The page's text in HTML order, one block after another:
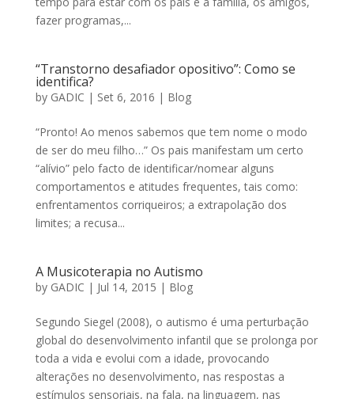
fazer programas,...
“Transtorno desafiador opositivo”: Como se
identifica?
by GADIC | Set 6, 2016 | Blog
“Pronto! Ao menos sabemos que tem nome o modo
de ser do meu filho…” Os pais manifestam um certo
“alívio” pelo facto de identificar/nomear alguns
comportamentos e atitudes frequentes, tais como:
enfrentamentos corriqueiros; a extrapolação dos
limites; a recusa...
A Musicoterapia no Autismo
by GADIC | Jul 14, 2015 | Blog
Segundo Siegel (2008), o autismo é uma perturbação
global do desenvolvimento infantil que se prolonga por
toda a vida e evolui com a idade, provocando
alterações no desenvolvimento, nas respostas a
estímulos sensoriais, na fala, na linguagem, nas